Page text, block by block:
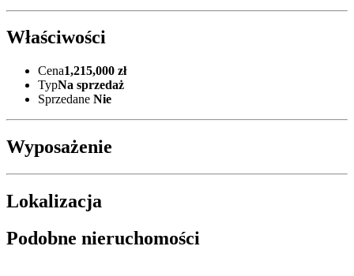
Właściwości
Cena1,215,000 zł
TypNa sprzedaż
Sprzedane Nie
Wyposażenie
Lokalizacja
Podobne nieruchomości